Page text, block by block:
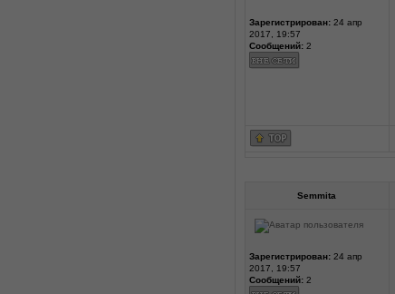
Зарегистрирован:24 апр
2017, 19:57
Сообщений:2
Semmita
Зарегистрирован:24 апр
2017, 19:57
Сообщений:2